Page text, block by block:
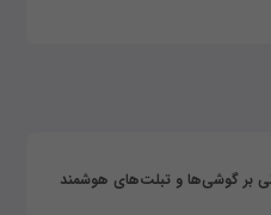
بر گوشی‌ها و تبلت‌های هوشمند